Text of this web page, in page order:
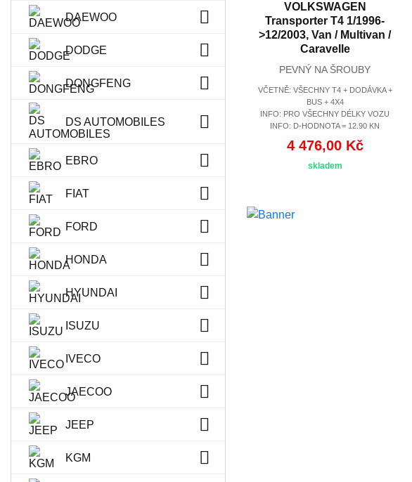
DAEWOO
DODGE
DONGFENG
DS AUTOMOBILES
EBRO
FIAT
FORD
HONDA
HYUNDAI
ISUZU
IVECO
JAECOO
JEEP
KGM
VOLKSWAGEN
Transporter T4 1/1996-
>12/2003, Van / Multivan /
Caravelle
PEVNÝ NA ŠROUBY
VČETNĚ: VŠECHNY T4 + DODÁVKA +
BUS + 4X4
INFO: PRO VŠECHNY DÉLKY VOZU
INFO: D-HODNOTA = 12.90 KN
4 476,00 Kč
skladem